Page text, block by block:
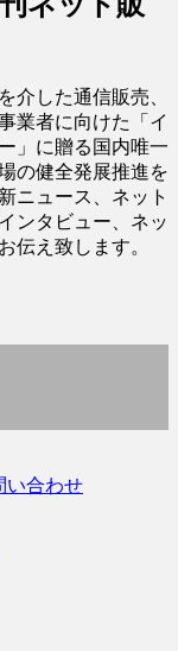
介した通信販売、
業者に向けた「イ
」に贈る国内唯一
の健全発展推進を
ニュース、ネット
ンタビュー、ネッ
伝え致します。
い合わせ